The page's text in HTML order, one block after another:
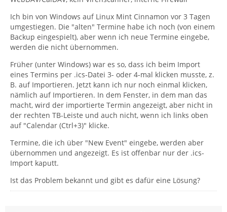
Ich bin von Windows auf Linux Mint Cinnamon vor 3 Tagen
umgestiegen. Die "alten" Termine habe ich noch (von einem
Backup eingespielt), aber wenn ich neue Termine eingebe,
werden die nicht übernommen.
Früher (unter Windows) war es so, dass ich beim Import
eines Termins per .ics-Datei 3- oder 4-mal klicken musste, z.
B. auf Importieren. Jetzt kann ich nur noch einmal klicken,
nämlich auf Importieren. In dem Fenster, in dem man das
macht, wird der importierte Termin angezeigt, aber nicht in
der rechten TB-Leiste und auch nicht, wenn ich links oben
auf "Calendar (Ctrl+3)" klicke.
Termine, die ich über "New Event" eingebe, werden aber
übernommen und angezeigt. Es ist offenbar nur der .ics-
Import kaputt.
Ist das Problem bekannt und gibt es dafür eine Lösung?